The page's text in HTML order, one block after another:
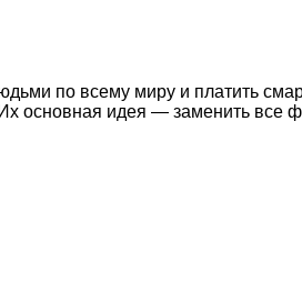
по всему миру и платить
основная идея — заменить все